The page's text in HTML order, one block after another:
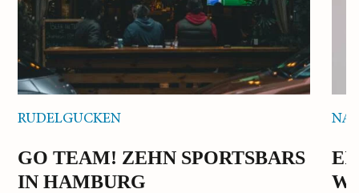
RUDELGUCKEN
GO TEAM! ZEHN SPORTSBARS
IN HAMBURG